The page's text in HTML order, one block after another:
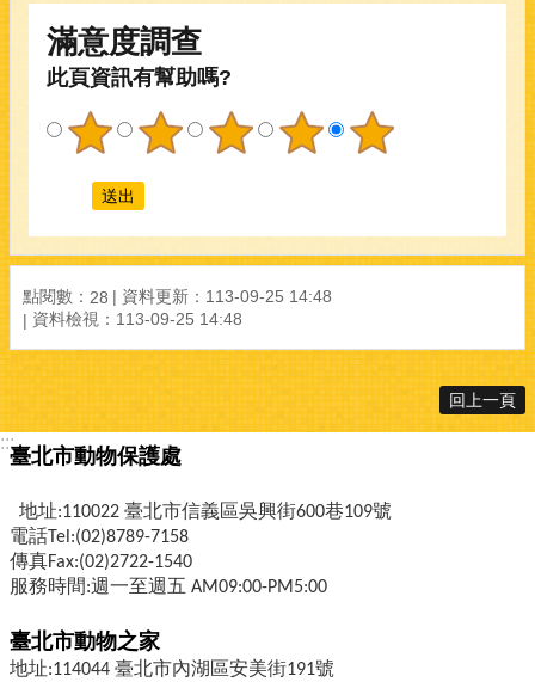
滿意度調查
此頁資訊有幫助嗎?
點閱數： 28 資料更新： 113-09-25 14:48
資料檢視： 113-09-25 14:48
回上一頁
:::
臺北市動物保護處
地址:110022 臺北市信義區吳興街600巷109號
電話Tel:(02)8789-7158
傳真Fax:(02)2722-1540
服務時間:週一至週五 AM09:00-PM5:00
臺北市動物之家
地址:114044 臺北市內湖區安美街191號